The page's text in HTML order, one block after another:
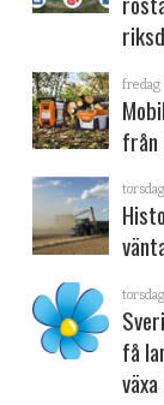
fredag
från
få